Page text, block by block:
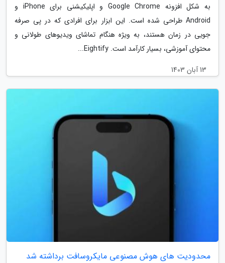
به شکل افزونه Google Chrome و اپلیکیشنی برای iPhone و
Android طراحی شده است. این ابزار برای افرادی که در پی صرفه
جویی در زمان هستند، به ویژه هنگام تماشای ویدیوهای طولانی و
محتوای آموزشی، بسیار کارآمد است. Eightify...
13 آبان 1403
محدودیت های هوش مصنوعی مایکروسافت برداشته شد